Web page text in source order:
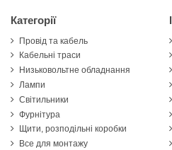
Категорії
Провід та кабель
Кабельні траси
Низьковольтне обладнання
Лампи
Світильники
Фурнітура
Щити, розподільні коробки
Все для монтажу